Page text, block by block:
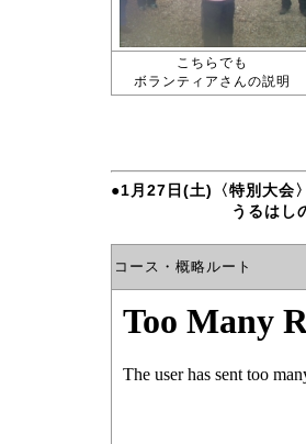
こちらでも
ボランティアさんの説明
●1月27日(土)〈特別大会
うるはしの大和路
コース・概略ルート